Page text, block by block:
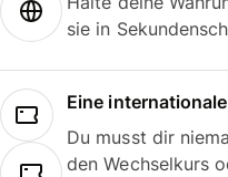
sie in
Eine
Du musst dir
den Wechselkurs